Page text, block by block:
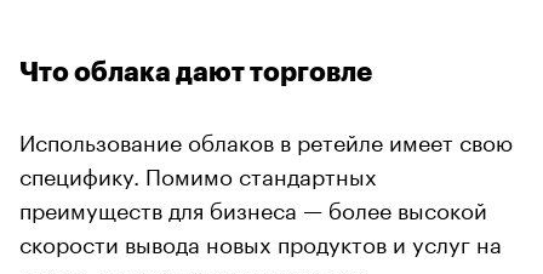
Что облака дают торговле
Использование облаков в ретейле имеет свою
специфику. Помимо стандартных
преимуществ для бизнеса — более высокой
скорости вывода новых продуктов и услуг на